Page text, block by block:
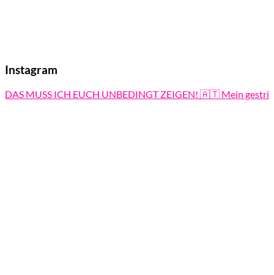
Instagram
DAS MUSS ICH EUCH UNBEDINGT ZEIGEN! 🇦🇹 Mein gestri